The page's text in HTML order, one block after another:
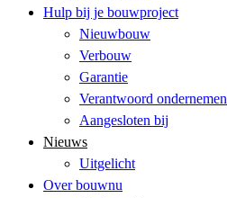
Hulp bij je bouwproject
Nieuwbouw
Verbouw
Garantie
Verantwoord ondernemen
Aangesloten bij
Nieuws
Uitgelicht
Over bouwnu